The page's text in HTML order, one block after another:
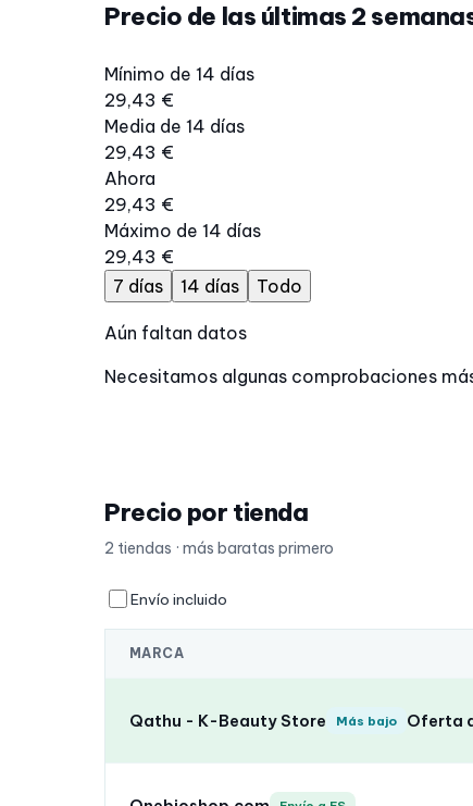
Precio de las últimas 2
Mínimo de 14 días
29,43 €
Media de 14 días
29,43 €
Ahora
29,43 €
Máximo de 14 días
29,43 €
7 días
14 días Todo
Aún faltan datos
Necesitamos algunas comprobaciones
Precio por tienda
2 tiendas · más baratas primero
Envío incluido
MARCA
Qathu - K-Beauty Store Más bajo Oferta